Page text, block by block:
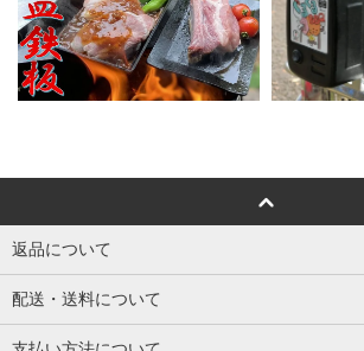
返品について
配送・送料について